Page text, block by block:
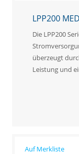
LPP200
Die LPP200
überzeugt
Leistung und